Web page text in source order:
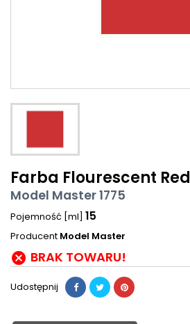
Farba Flourescent Red
Model Master 1775
Pojemność [ml] 15
Producent Model Master
 BRAK TOWARU!
Udostępnij